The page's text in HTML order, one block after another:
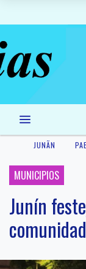
JUNÃ­N
MUNICIPIOS
Junín
comunidad